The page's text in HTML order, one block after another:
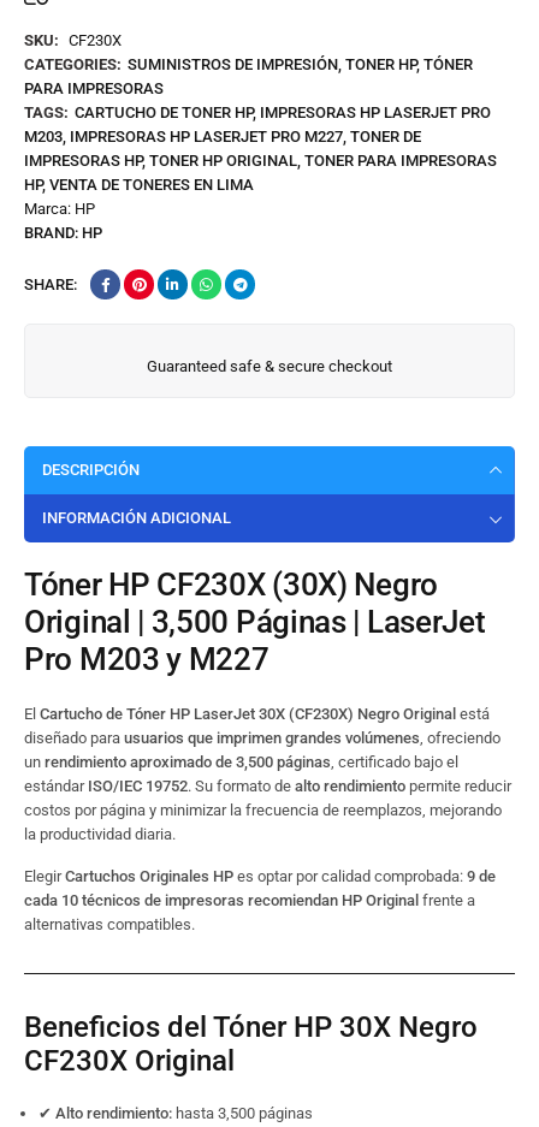
SKU: CF230X
CATEGORIES: SUMINISTROS DE IMPRESIÓN, TONER HP, TÓNER
PARA IMPRESORAS
TAGS: CARTUCHO DE TONER HP, IMPRESORAS HP LASERJET PRO
M203, IMPRESORAS HP LASERJET PRO M227, TONER DE
IMPRESORAS HP, TONER HP ORIGINAL, TONER PARA IMPRESORAS
HP, VENTA DE TONERES EN LIMA
Marca: HP
BRAND: HP
SHARE:
Guaranteed safe & secure checkout
DESCRIPCIÓN
INFORMACIÓN ADICIONAL
Tóner HP CF230X (30X) Negro
Original | 3,500 Páginas | LaserJet
Pro M203 y M227
El Cartucho de Tóner HP LaserJet 30X (CF230X) Negro Original está
diseñado para usuarios que imprimen grandes volúmenes, ofreciendo
un rendimiento aproximado de 3,500 páginas, certificado bajo el
estándar ISO/IEC 19752. Su formato de alto rendimiento permite reducir
costos por página y minimizar la frecuencia de reemplazos, mejorando
la productividad diaria.
ElegirCartuchos Originales HP es optar por calidad comprobada: 9 de
cada 10 técnicos de impresoras recomiendan HP Original frente a
alternativas compatibles.
Beneficios del Tóner HP 30X Negro
CF230X Original
✔ Alto rendimiento: hasta 3,500 páginas